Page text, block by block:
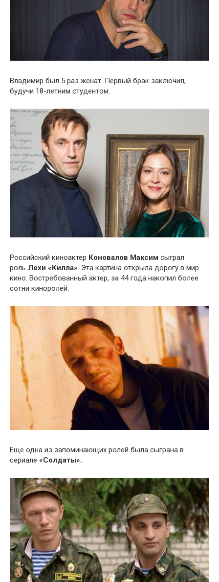
Владимир был 5 раз женат. Первый брак заключил,
будучи 18-летним студентом.
Российский киноактер Коновалов Максим сыграл
роль Лехи «Килла». Эта картина открыла дорогу в мир
кино. Востребованный актер, за 44 года накопил более
сотни киноролей.
Еще одна из запоминающих ролей была сыграна в
сериале «Солдаты».